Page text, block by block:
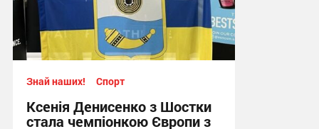
Знай наших! Спорт
Ксенія Денисенко з Шостки
стала чемпіонкою Європи з